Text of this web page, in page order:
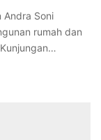
Andra Soni
rumah dan